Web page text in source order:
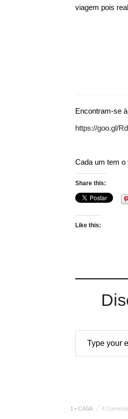
viagem pois
Encontram-se
https://goo.gl/
Cada um tem o
Share this:
Like this:
Type your email…
1 • CASA 4